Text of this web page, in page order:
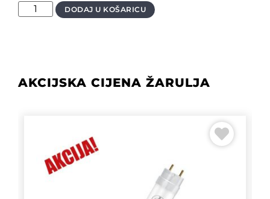
DODAJ U KOŠARICU
AKCIJSKA CIJENA ŽARULJA